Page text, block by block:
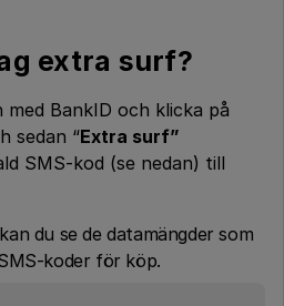
extra surf?
med BankID och klicka på
sedan “Extra surf”
SMS-kod (se nedan) till
du se de datamängder som
koder för köp.